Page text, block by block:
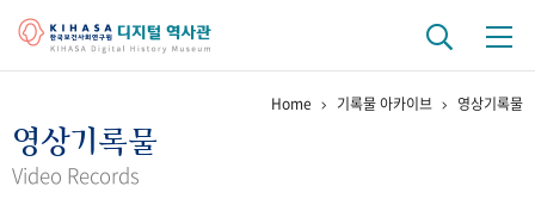
걸어온 길 기관 변천사
Home 기록물 아카이브 영상기록물
영상기록물
Video Records